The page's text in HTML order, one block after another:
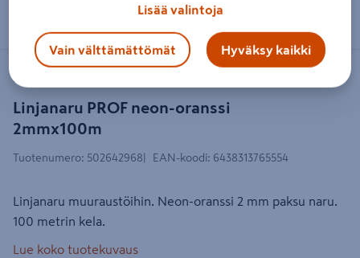
Linjanaru PROF neon-oranssi
2mmx100m
PROF
Tuotenumero: 502642968 EAN-koodi: 6438313765554
Linjanaru muuraustöihin. Neon-oranssi 2 mm paksu naru.
100 metrin kela.
Lue koko tuotekuvaus
Lisää valintoja
Vain välttämättömät Hyväksy kaikki